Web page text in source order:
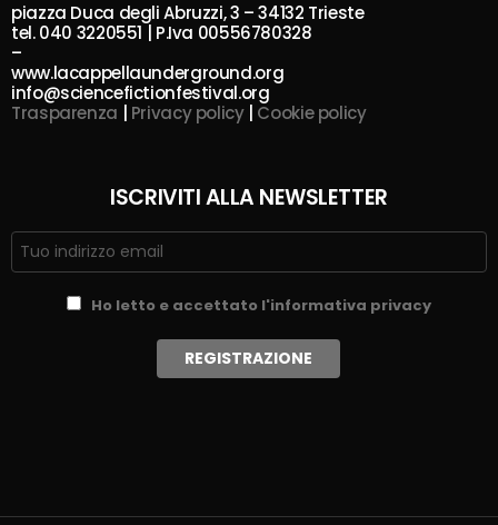
piazza Duca degli Abruzzi, 3 – 34132 Trieste
tel. 040 3220551 | P.Iva 00556780328
–
www.lacappellaunderground.org
info@sciencefictionfestival.org
Trasparenza
Privacy policy| Cookie policy
ISCRIVITI ALLA NEWSLETTER
Ho letto e accettato l'informativa privacy